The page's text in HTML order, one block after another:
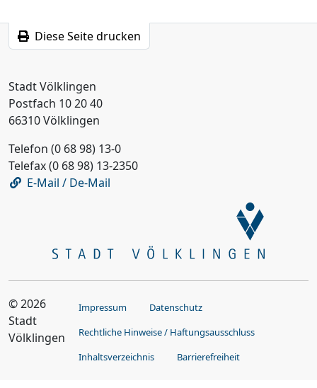
Diese Seite drucken
Stadt Völklingen
Postfach 10 20 40
66310 Völklingen
Telefon (0 68 98) 13-0
Telefax (0 68 98) 13-2350
E-Mail / De-Mail
© 2026
Stadt
Völklingen
Impressum
Datenschutz
Rechtliche Hinweise / Haftungsausschluss
Inhaltsverzeichnis
Barrierefreiheit